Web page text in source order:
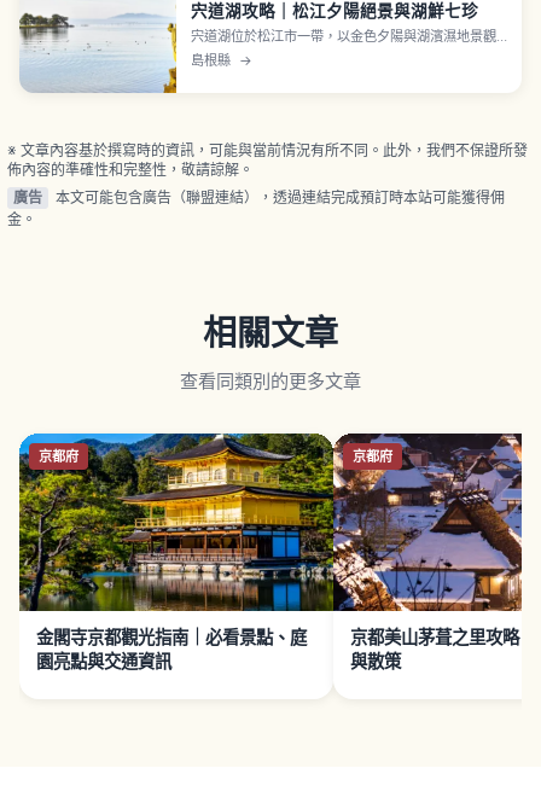
宍道湖攻略｜松江夕陽絕景與湖鮮七珍
宍道湖位於松江市一帶，以金色夕陽與湖濱濕地景觀
聞名，也是品嚐蜆、鰻魚等「宍道湖七珍」湖產料理
船、湖畔公園與自行車路線、七珍料理的推薦品嚐方
島根縣 →
※ 文章內容基於撰寫時的資訊，可能與當前情況有所不同。此外，我們不保證所發
佈內容的準確性和完整性，敬請諒解。
廣告
本文可能包含廣告（聯盟連結），透過連結完成預訂時本站可能獲得佣
金。
相關文章
查看同類別的更多文章
京都府
金閣寺京都觀光指南｜必看景點、庭
園亮點與交通資訊
京都府
京都美山茅葺之里攻略
與散策